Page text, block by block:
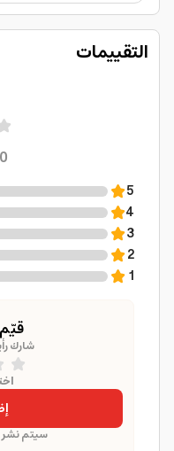
التقييمات
0
5
4
3
2
1
شارك
سيتم نشر